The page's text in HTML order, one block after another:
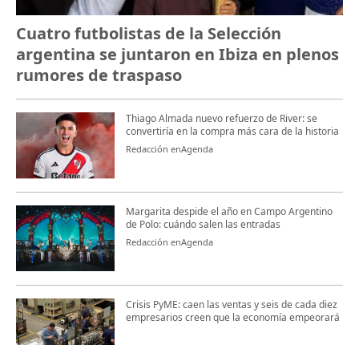
Cuatro futbolistas de la Selección
argentina se juntaron en Ibiza en plenos
rumores de traspaso
Thiago Almada nuevo refuerzo de River: se
convertiría en la compra más cara de la historia
Redacción enAgenda
Margarita despide el año en Campo Argentino
de Polo: cuándo salen las entradas
Redacción enAgenda
Crisis PyME: caen las ventas y seis de cada diez
empresarios creen que la economía empeorará